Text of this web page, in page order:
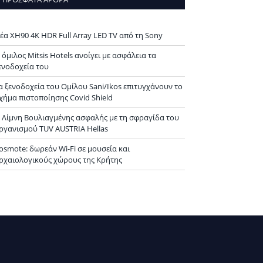
XH90 4K HDR Full Array LED TV από τη Sony
Mitsis Hotels ανοίγει με ασφάλεια τα
του
ξενοδοχεία του Ομίλου Sani/Ikos επιτυγχάνουν το
πιστοποίησης Covid Shield
Λίμνη Βουλιαγμένης ασφαλής με τη σφραγίδα του
TUV AUSTRIA Hellas
δωρεάν Wi-Fi σε μουσεία και
χώρους της Κρήτης